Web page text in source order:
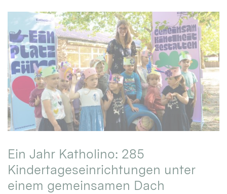
Ein Jahr Katholino: 285
Kindertageseinrichtungen unter
einem gemeinsamen Dach